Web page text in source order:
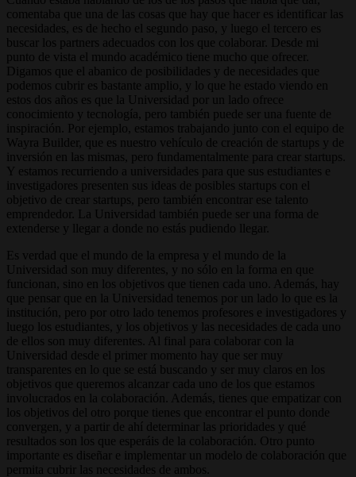
comentaba que una de las cosas que hay que hacer es identificar las
necesidades, es de hecho el segundo paso, y luego el tercero es
buscar los partners adecuados con los que colaborar. Desde mi
punto de vista el mundo académico tiene mucho que ofrecer.
Digamos que el abanico de posibilidades y de necesidades que
podemos cubrir es bastante amplio, y lo que he estado viendo en
estos dos años es que la Universidad por un lado ofrece
conocimiento y tecnología, pero también puede ser una fuente de
inspiración. Por ejemplo, estamos trabajando junto con el equipo de
Wayra Builder, que es nuestro vehículo de creación de startups y de
inversión en las mismas, pero fundamentalmente para crear startups.
Y estamos recurriendo a universidades para que sus estudiantes e
investigadores presenten sus ideas de posibles startups con el
objetivo de crear startups, pero también encontrar ese talento
emprendedor. La Universidad también puede ser una forma de
extenderse y llegar a donde no estás pudiendo llegar.
Es verdad que el mundo de la empresa y el mundo de la
Universidad son muy diferentes, y no sólo en la forma en que
funcionan, sino en los objetivos que tienen cada uno. Además, hay
que pensar que en la Universidad tenemos por un lado lo que es la
institución, pero por otro lado tenemos profesores e investigadores y
luego los estudiantes, y los objetivos y las necesidades de cada uno
de ellos son muy diferentes. Al final para colaborar con la
Universidad desde el primer momento hay que ser muy
transparentes en lo que se está buscando y ser muy claros en los
objetivos que queremos alcanzar cada uno de los que estamos
involucrados en la colaboración. Además, tienes que empatizar con
los objetivos del otro porque tienes que encontrar el punto donde
convergen, y a partir de ahí determinar las prioridades y qué
resultados son los que esperáis de la colaboración. Otro punto
importante es diseñar e implementar un modelo de colaboración que
permita cubrir las necesidades de ambos.